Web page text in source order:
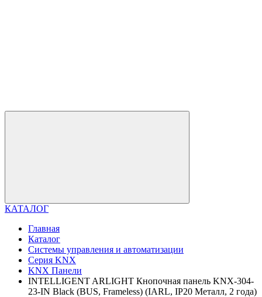
КАТАЛОГ
Главная
Каталог
Системы управления и автоматизации
Серия KNX
KNX Панели
INTELLIGENT ARLIGHT Кнопочная панель KNX-304-
23-IN Black (BUS, Frameless) (IARL, IP20 Металл, 2 года)